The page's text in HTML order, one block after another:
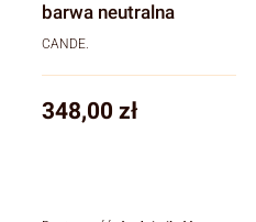
barwa neutralna
CANDE.
Cena
348,00 zł